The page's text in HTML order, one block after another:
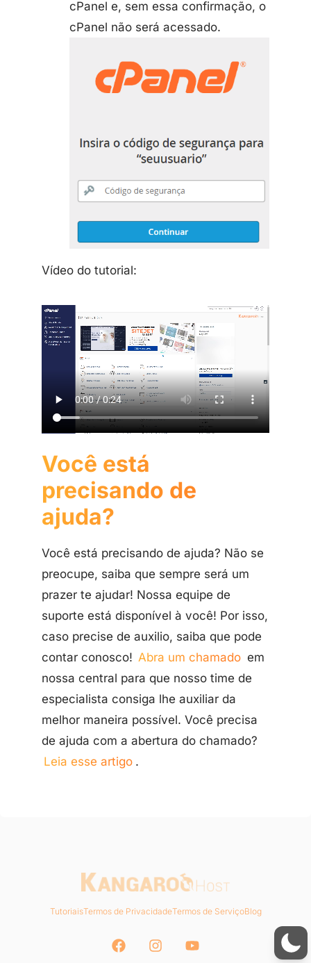
cPanel e, sem essa confirmação, o
cPanel não será acessado.
Vídeo do tutorial:
Você está
precisando de
ajuda?
Você está precisando de ajuda? Não se
preocupe, saiba que sempre será um
prazer te ajudar! Nossa equipe de
suporte está disponível à você! Por isso,
caso precise de auxilio, saiba que pode
contar conosco! Abra um chamado em
nossa central para que nosso time de
especialista consiga lhe auxiliar da
melhor maneira possível. Você precisa
de ajuda com a abertura do chamado?
Leia esse artigo .
TutoriaisTermos de PrivacidadeTermos de ServiçoBlog